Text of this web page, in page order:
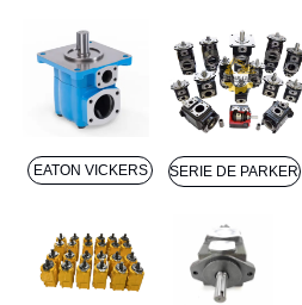
EATON VICKERS SERIE DE PARKERS